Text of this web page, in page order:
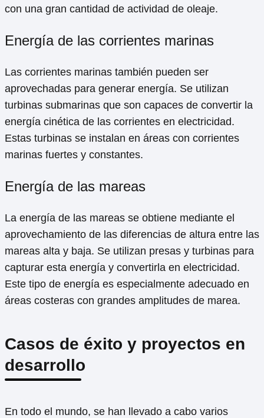
con una gran cantidad de actividad de oleaje.
Energía de las corrientes marinas
Las corrientes marinas también pueden ser
aprovechadas para generar energía. Se utilizan
turbinas submarinas que son capaces de convertir la
energía cinética de las corrientes en electricidad.
Estas turbinas se instalan en áreas con corrientes
marinas fuertes y constantes.
Energía de las mareas
La energía de las mareas se obtiene mediante el
aprovechamiento de las diferencias de altura entre las
mareas alta y baja. Se utilizan presas y turbinas para
capturar esta energía y convertirla en electricidad.
Este tipo de energía es especialmente adecuado en
áreas costeras con grandes amplitudes de marea.
Casos de éxito y proyectos en
desarrollo
En todo el mundo, se han llevado a cabo varios